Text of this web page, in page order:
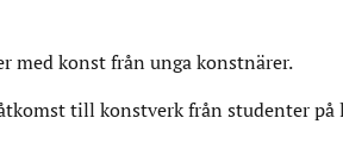
med konst från unga konstnärer.
till konstverk från studenter på